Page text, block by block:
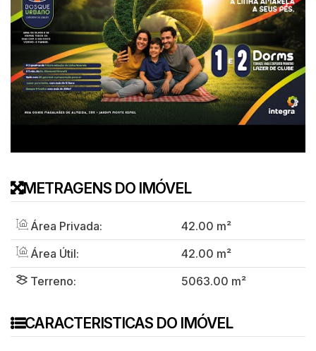
METRAGENS DO IMÓVEL
Área Privada: 42.00 m²
Área Útil:
42.00 m²
Terreno:
5063.00 m²
CARACTERISTICAS DO IMÓVEL